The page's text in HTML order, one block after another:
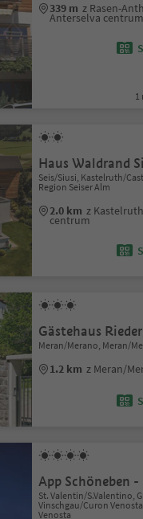
339 m z Rasen-
Anterselva centrum
1
Haus Waldrand
Seis/Siusi, Kastelruth/
Region Seiser Alm
2.0 km z
centrum
Gästehaus Rieder
Meran/Merano, Meran/
1.2 km z Meran/
App Schöneben
St. Valentin/S.Valentino,
Vinschgau/Curon
Venosta